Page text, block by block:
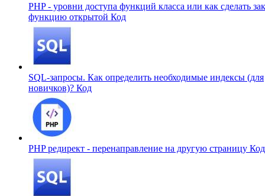
PHP - уровни доступа функций класса или как сделать
функцию открытой Код
SQL-запросы. Как определить необходимые индексы (для
новичков)? Код
PHP редирект - перенаправление на другую страницу Код